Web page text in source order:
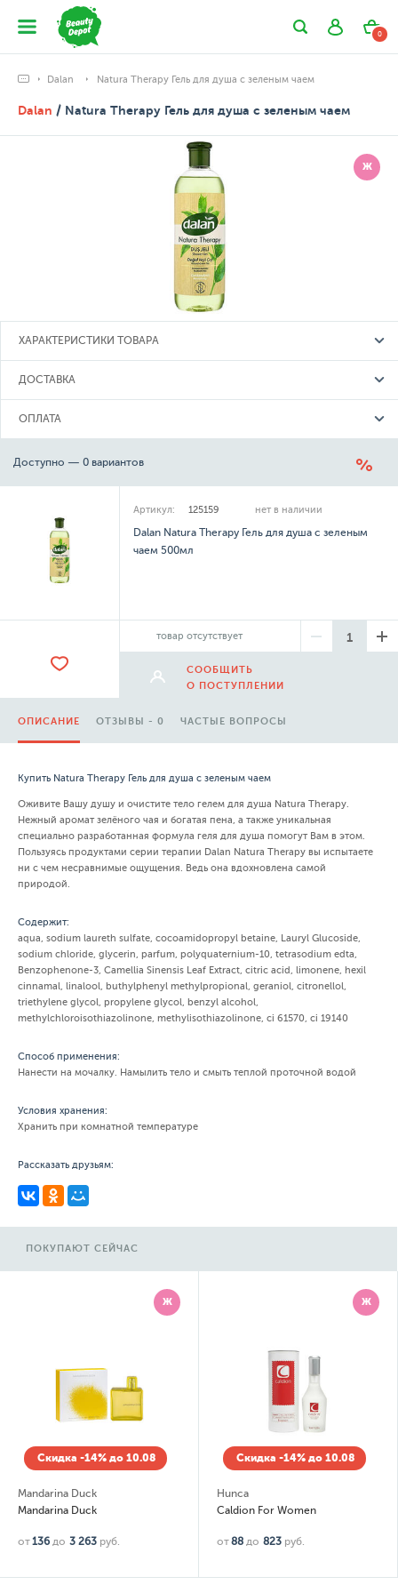
0
Dalan Natura Therapy Гель для душа с зеленым чаем
Dalan / Natura Therapy Гель для душа с зеленым чаем
Ж
ХАРАКТЕРИСТИКИ ТОВАРА
ДОСТАВКА
ОПЛАТА
Доступно — 0 вариантов
Артикул: 125159 нет в наличии
Dalan Natura Therapy Гель для душа с зеленым
чаем 500мл
товар отсутствует
СООБЩИТЬ
О ПОСТУПЛЕНИИ
ОПИСАНИЕ ОТЗЫВЫ - 0 ЧАСТЫЕ ВОПРОСЫ
Купить Natura Therapy Гель для душа с зеленым чаем
Оживите Вашу душу и очистите тело гелем для душа Natura Therapy.
Нежный аромат зелёного чая и богатая пена, а также уникальная
специально разработанная формула геля для душа помогут Вам в этом.
Пользуясь продуктами серии терапии Dalan Natura Therapy вы испытаете
ни с чем несравнимые ощущения. Ведь она вдохновлена самой
природой.
Содержит:
aqua, sodium laureth sulfate, cocoamidopropyl betaine, Lauryl Glucoside,
sodium chloride, glycerin, parfum, polyquaternium-10, tetrasodium edta,
Benzophenone-3, Camellia Sinensis Leaf Extract, citric acid, limonene, hexil
cinnamal, linalool, buthylphenyl methylpropional, geraniol, citronellol,
triethylene glycol, propylene glycol, benzyl alcohol,
methylchloroisothiazolinone, methylisothiazolinone, ci 61570, ci 19140
Способ применения:
Нанести на мочалку. Намылить тело и смыть теплой проточной водой
Условия хранения:
Хранить при комнатной температуре
Рассказать друзьям:
ПОКУПАЮТ СЕЙЧАС
Ж
Скидка -14% до 10.08
Mandarina Duck
Mandarina Duck
от136 до 3 263 руб.
Ж
Скидка -14% до 10.08
Hunca
Caldion For Women
от88 до 823 руб.